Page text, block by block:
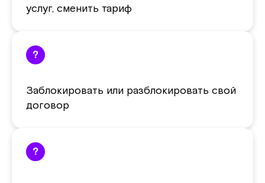
услуг, сменить тариф
?
Заблокировать или разблокировать свой
договор
?